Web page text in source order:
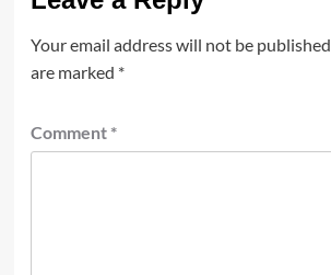
Your email address will not be published.
are marked *
Comment *